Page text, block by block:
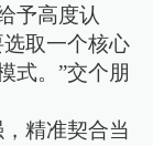
予高度认
取一个核心
式。”交个朋
精准契合当